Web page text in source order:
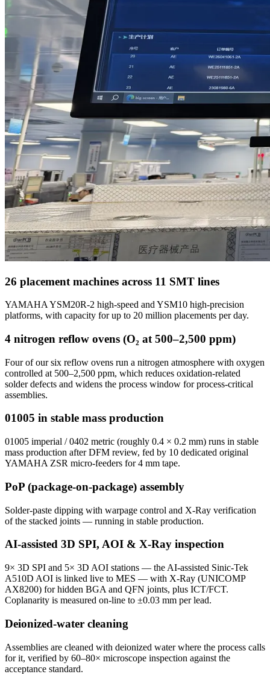
26 placement machines across 11 SMT lines
YAMAHA YSM20R-2 high-speed and YSM10 high-precision
platforms, with capacity for up to 20 million placements per day.
4 nitrogen reflow ovens (O₂ at 500–2,500 ppm)
Four of our six reflow ovens run a nitrogen atmosphere with oxygen
controlled at 500–2,500 ppm, which reduces oxidation-related
solder defects and widens the process window for process-critical
assemblies.
01005 in stable mass production
01005 imperial / 0402 metric (roughly 0.4 × 0.2 mm) runs in stable
mass production after DFM review, fed by 10 dedicated original
YAMAHA ZSR micro-feeders for 4 mm tape.
PoP (package-on-package) assembly
Solder-paste dipping with warpage control and X-Ray verification
of the stacked joints — running in stable production.
AI-assisted 3D SPI, AOI & X-Ray inspection
9× 3D SPI and 5× 3D AOI stations — the AI-assisted Sinic-Tek
A510D AOI is linked live to MES — with X-Ray (UNICOMP
AX8200) for hidden BGA and QFN joints, plus ICT/FCT.
Coplanarity is measured on-line to ±0.03 mm per lead.
Deionized-water cleaning
Assemblies are cleaned with deionized water where the process calls
for it, verified by 60–80× microscope inspection against the
acceptance standard.